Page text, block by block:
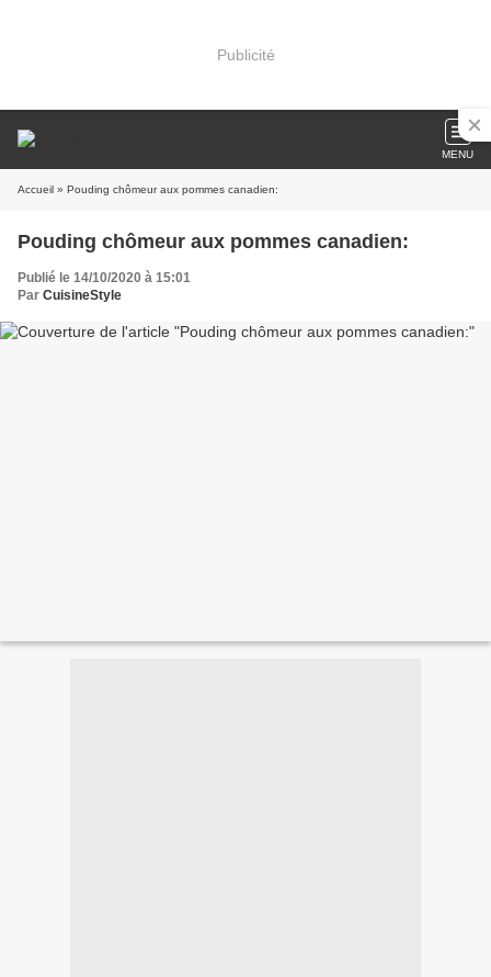
Publicité
MENU
Accueil » Pouding chômeur aux pommes canadien:
Pouding chômeur aux pommes canadien:
Publié le 14/10/2020 à 15:01
Par CuisineStyle